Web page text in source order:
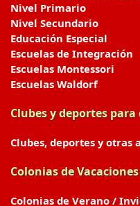
Nivel Primario
Nivel Secundario
Educación Especial
Escuelas de Integración
Escuelas Montessori
Escuelas Waldorf
Clubes y deportes para
Clubes, deportes y otras
Colonias de Vacaciones
Colonias de Verano /